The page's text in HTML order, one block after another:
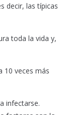
decir, las típicas
toda la vida y,
10 veces más
infectarse.